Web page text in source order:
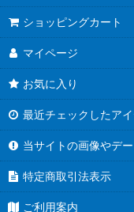
ショッピングカート
マイページ
お気に入り
最近チェックしたア
当サイトの画像やデ
特定商取引法表示
ご利用案内